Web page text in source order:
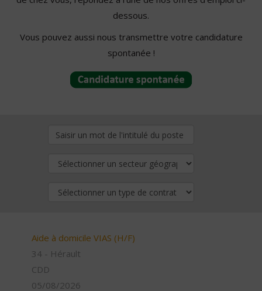
dessous.
Vous pouvez aussi nous transmettre votre candidature
spontanée !
Aide à domicile VIAS (H/F)
34 - Hérault
CDD
05/08/2026